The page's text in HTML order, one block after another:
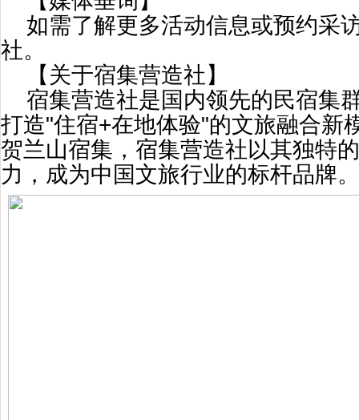
如需了解更多活动信息或预约采
社。
【关于宿集营造社】
宿集营造社是国内领先的民宿集
打造"住宿+在地体验"的文旅融合新
贺兰山宿集，宿集营造社以其独特
力，成为中国文旅行业的标杆品牌。